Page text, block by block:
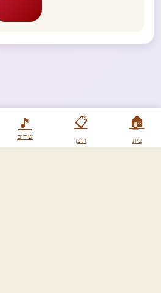
🏠
בית
📋
תוכן
🎵
שירים